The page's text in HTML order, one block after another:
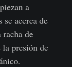
a
acerca de
de
la presión de